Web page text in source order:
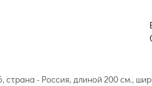
- Россия, длиной 200 cм.,